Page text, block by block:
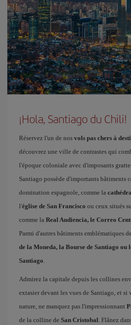
¡Hola, Santiago du Chili!
Réservez l'un de nos vols pas chers à
découvrez une ville de contrastes qui
l'époque coloniale avec d'imposants
Santiago possède d'importants bâtiments
domination espagnole, comme la
l'église de San Francisco ou ceux situés
comme la Real Audiencia, le Correo
Parmi d'autres bâtiments emblématiques
de la Moneda, la Bourse de Santiago ou
Santiago.
Admirez la capitale depuis les collines
extasier devant les vues de Santiago, et
nature, ne manquez pas l'impressionnant
de la colline de San Cristobal. Flânez